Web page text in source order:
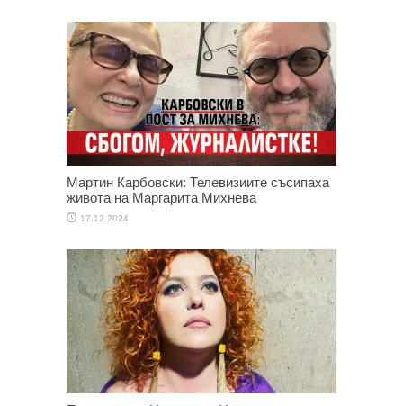
Мартин Карбовски: Телевизиите съсипаха
живота на Маргарита Михнева
17.12.2024